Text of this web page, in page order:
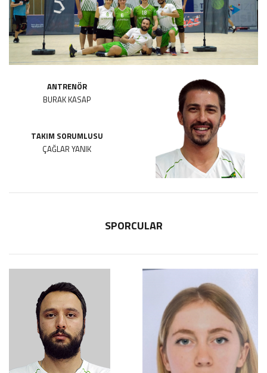
ANTRENÖR
BURAK KASAP
TAKIM SORUMLUSU
ÇAĞLAR YANIK
SPORCULAR